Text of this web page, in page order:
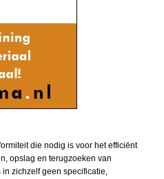
die nodig is voor het efficiënt
opslag en terugzoeken van
zichzelf geen specificatie,